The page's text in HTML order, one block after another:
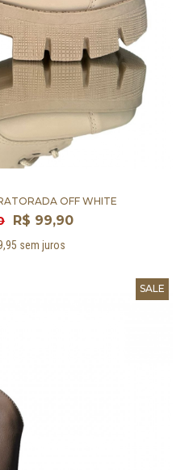
OFF WHITE
R$ 99,90
sem juros
SALE